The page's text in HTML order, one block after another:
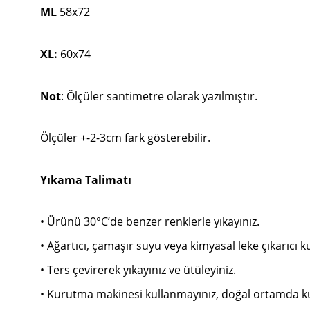
ML 58x72
XL: 60x74
Not: Ölçüler santimetre olarak yazılmıştır.
Ölçüler +-2-3cm fark gösterebilir.
Yıkama Talimatı
• Ürünü 30°C’de benzer renklerle yıkayınız.
• Ağartıcı, çamaşır suyu veya kimyasal leke çıkarıcı
• Ters çevirerek yıkayınız ve ütüleyiniz.
• Kurutma makinesi kullanmayınız, doğal ortamda